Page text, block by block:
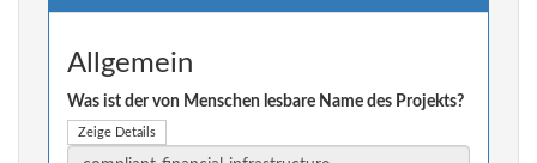
Allgemein
Was ist der von Menschen lesbare Name des Projekts?
Zeige Details